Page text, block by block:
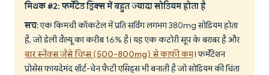
मिथक #2: फर्मेंटेड ड्रिंक्स में बहुत ज्यादा सोडियम होता है
सच: एक किमची कॉकटेल में प्रति सर्विंग लगभग 380mg सोडियम होता
है, जो डेली वैल्यू का करीब 16% है। यह एक कटोरी सूप के बराबर है और
बार स्नैक्स जैसे चिप्स (500-800mg) से काफी कम। फर्मेंटेशन
प्रोसेस फायदेमंद शॉर्ट-चेन फैटी एसिड्स भी बनाती है जो सोडियम की चिंता